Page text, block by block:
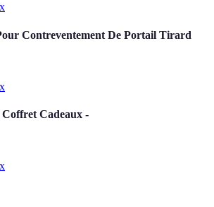
Contreventement De Portail Tirard
Cadeaux -